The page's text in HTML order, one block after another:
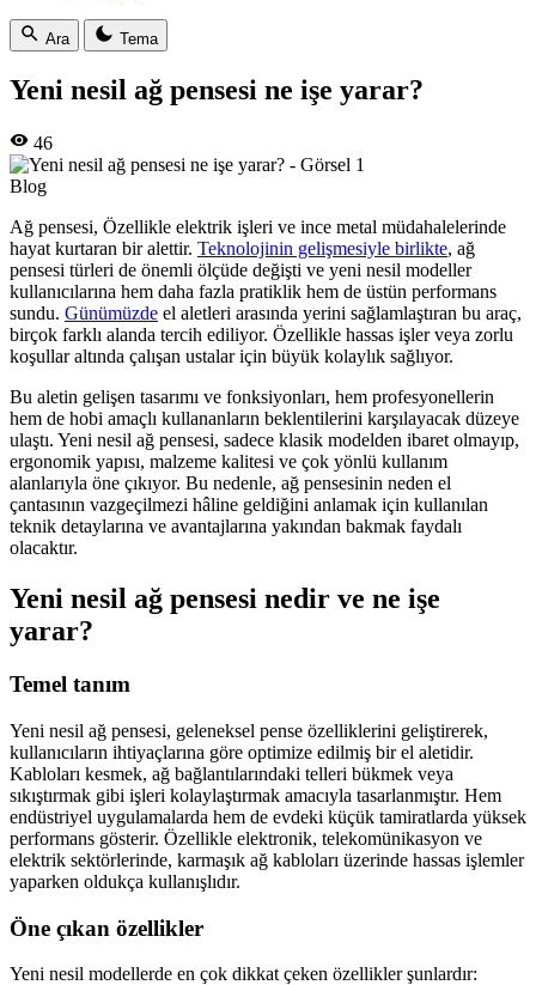
Ara Tema
Yeni nesil ağ pensesi ne işe yarar?
46
Blog
Ağ pensesi, Özellikle elektrik işleri ve ince metal müdahalelerinde
hayat kurtaran bir alettir. Teknolojinin gelişmesiyle birlikte, ağ
pensesi türleri de önemli ölçüde değişti ve yeni nesil modeller
kullanıcılarına hem daha fazla pratiklik hem de üstün performans
sundu. Günümüzde el aletleri arasında yerini sağlamlaştıran bu araç,
birçok farklı alanda tercih ediliyor. Özellikle hassas işler veya zorlu
koşullar altında çalışan ustalar için büyük kolaylık sağlıyor.
Bu aletin gelişen tasarımı ve fonksiyonları, hem profesyonellerin
hem de hobi amaçlı kullananların beklentilerini karşılayacak düzeye
ulaştı. Yeni nesil ağ pensesi, sadece klasik modelden ibaret olmayıp,
ergonomik yapısı, malzeme kalitesi ve çok yönlü kullanım
alanlarıyla öne çıkıyor. Bu nedenle, ağ pensesinin neden el
çantasının vazgeçilmezi hâline geldiğini anlamak için kullanılan
teknik detaylarına ve avantajlarına yakından bakmak faydalı
olacaktır.
Yeni nesil ağ pensesi nedir ve ne işe
yarar?
Temel tanım
Yeni nesil ağ pensesi, geleneksel pense özelliklerini geliştirerek,
kullanıcıların ihtiyaçlarına göre optimize edilmiş bir el aletidir.
Kabloları kesmek, ağ bağlantılarındaki telleri bükmek veya
sıkıştırmak gibi işleri kolaylaştırmak amacıyla tasarlanmıştır. Hem
endüstriyel uygulamalarda hem de evdeki küçük tamiratlarda yüksek
performans gösterir. Özellikle elektronik, telekomünikasyon ve
elektrik sektörlerinde, karmaşık ağ kabloları üzerinde hassas işlemler
yaparken oldukça kullanışlıdır.
Öne çıkan özellikler
Yeni nesil modellerde en çok dikkat çeken özellikler şunlardır: